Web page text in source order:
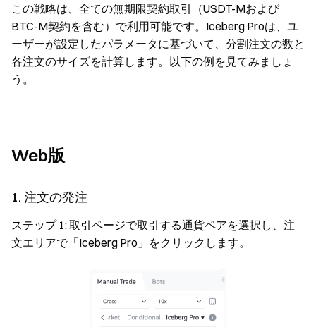
この戦略は、全ての無期限契約取引（USDT-Mおよび
BTC-M契約を含む）で利用可能です。Iceberg Proは、ユ
ーザーが設定したパラメータに基づいて、分割注文の数と
各注文のサイズを計算します。以下の例を見てみましょ
う。
Web版
1. 注文の発注
ステップ 1: 取引ページで取引する通貨ペアを選択し、注
文エリアで「Iceberg Pro」をクリックします。